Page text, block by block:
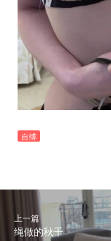
自缚
上一篇
绳做的秋千